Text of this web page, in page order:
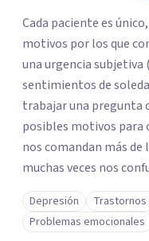
Cada paciente es
motivos por los que
una urgencia
sentimientos de
trabajar una pregunta
posibles motivos para
nos comandan más de
muchas veces nos
toma de decisiones, el
avasallantes, es allí
desbordar y
Depresión
Problemas emocionales